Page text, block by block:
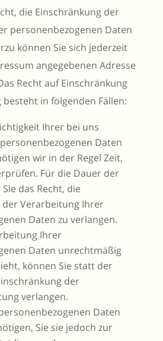
die Einschränkung der
personenbezogenen Daten
können Sie sich jederzeit
angegebenen Adresse
Recht auf Einschränkung
in folgenden Fällen:
Ihrer bei uns
Daten
wir in der Regel Zeit,
Für die Dauer der
das Recht, die
der Verarbeitung Ihrer
Daten zu verlangen.
Ihrer
Daten unrechtmäßig
können Sie statt der
der
verlangen.
Daten
Sie sie jedoch zur